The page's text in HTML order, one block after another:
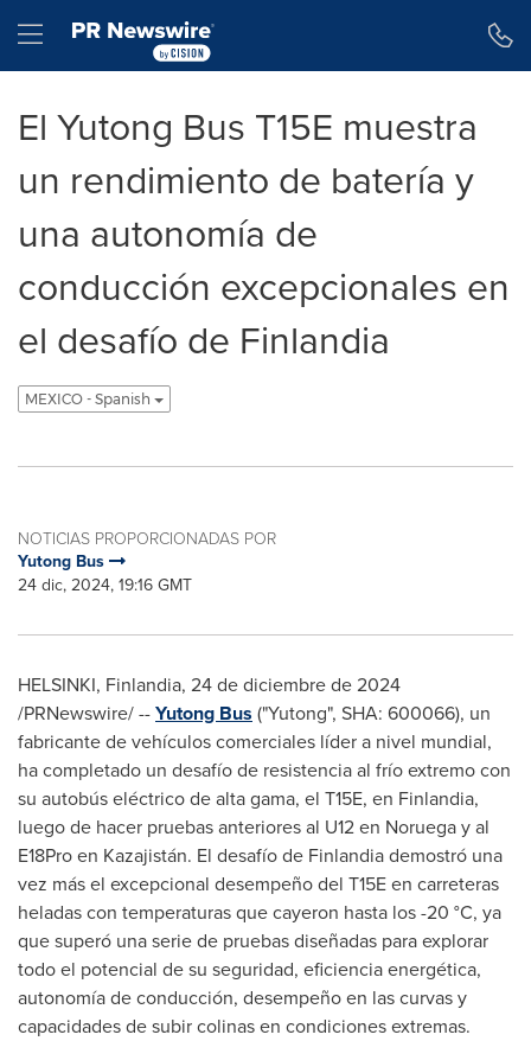
Hamburger menu
El Yutong Bus T15E muestra
un rendimiento de batería y
una autonomía de
conducción excepcionales en
el desafío de Finlandia
MEXICO - Spanish
NOTICIAS PROPORCIONADAS POR
Yutong Bus
24 dic, 2024, 19:16 GMT
HELSINKI, Finlandia, 24 de diciembre de 2024
/PRNewswire/ --Yutong Bus ("Yutong", SHA: 600066), un
fabricante de vehículos comerciales líder a nivel mundial,
ha completado un desafío de resistencia al frío extremo con
su autobús eléctrico de alta gama, el T15E, en Finlandia,
luego de hacer pruebas anteriores al U12 en Noruega y al
E18Pro en Kazajistán. El desafío de Finlandia demostró una
vez más el excepcional desempeño del T15E en carreteras
heladas con temperaturas que cayeron hasta los -20 °C, ya
que superó una serie de pruebas diseñadas para explorar
todo el potencial de su seguridad, eficiencia energética,
autonomía de conducción, desempeño en las curvas y
capacidades de subir colinas en condiciones extremas.